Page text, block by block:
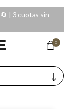
| 3 cuotas sin
0